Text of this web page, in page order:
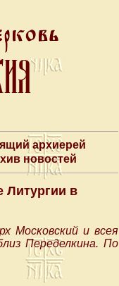
архиерей
новостей
Литургии в
Московский и всея
Переделкина. По